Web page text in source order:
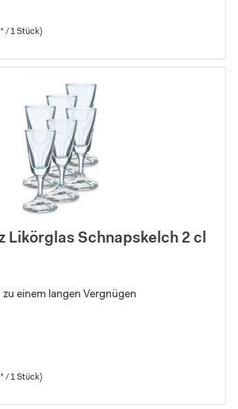
/ 1 Stück)
Likörglas Schnapskelch 2 cl
zu einem langen Vergnügen
/ 1 Stück)